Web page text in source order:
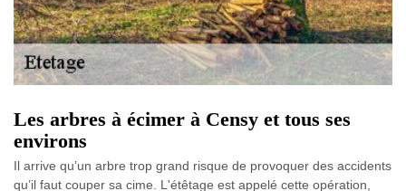
Les arbres à écimer à Censy et tous ses
environs
Il arrive qu’un arbre trop grand risque de provoquer des accidents
qu’il faut couper sa cime. L'étêtage est appelé cette opération,